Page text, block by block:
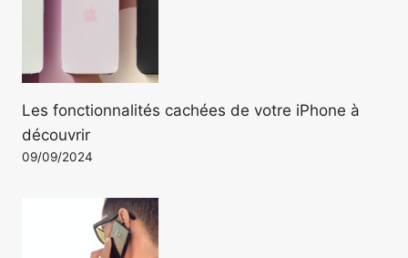
Les fonctionnalités cachées de votre iPhone à
découvrir
09/09/2024